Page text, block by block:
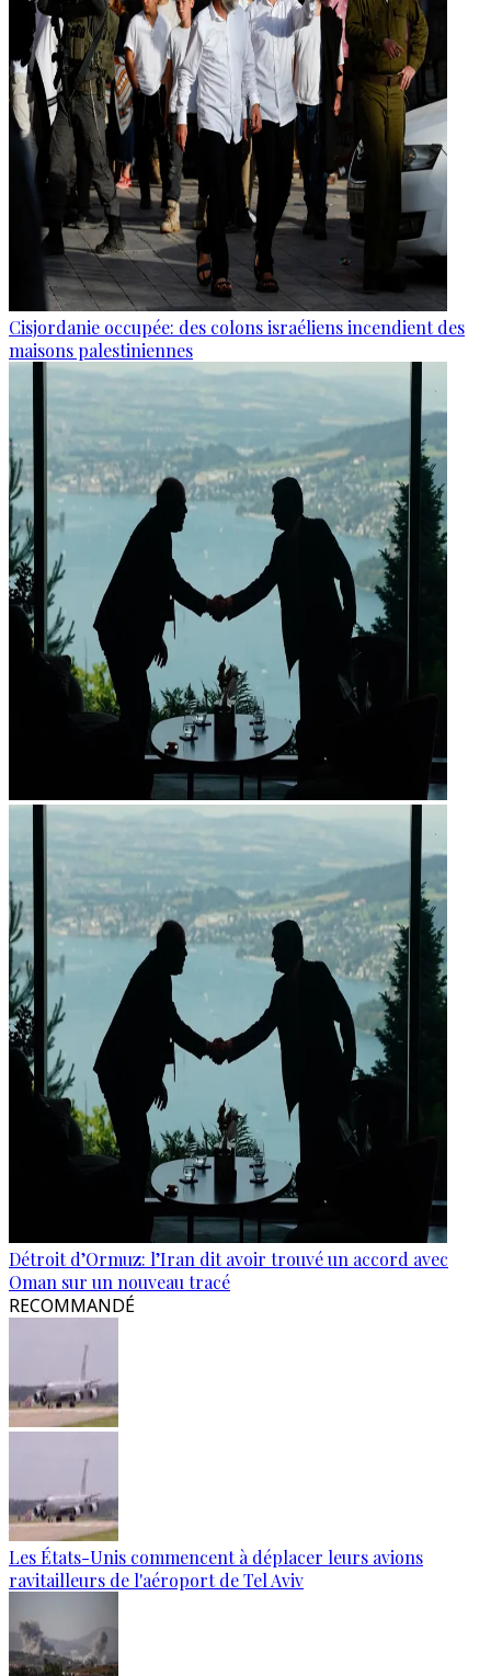
Cisjordanie occupée: des colons israéliens incendient des
maisons palestiniennes
Détroit d’Ormuz: l’Iran dit avoir trouvé un accord avec
Oman sur un nouveau tracé
RECOMMANDÉ
Les États-Unis commencent à déplacer leurs avions
ravitailleurs de l'aéroport de Tel Aviv